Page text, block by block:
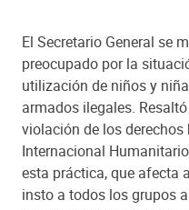
El Secretario General se
preocupado por la
utilización de niños y
armados ilegales.
violación de los
Internacional
esta práctica, que afecta
insto a todos los grupos